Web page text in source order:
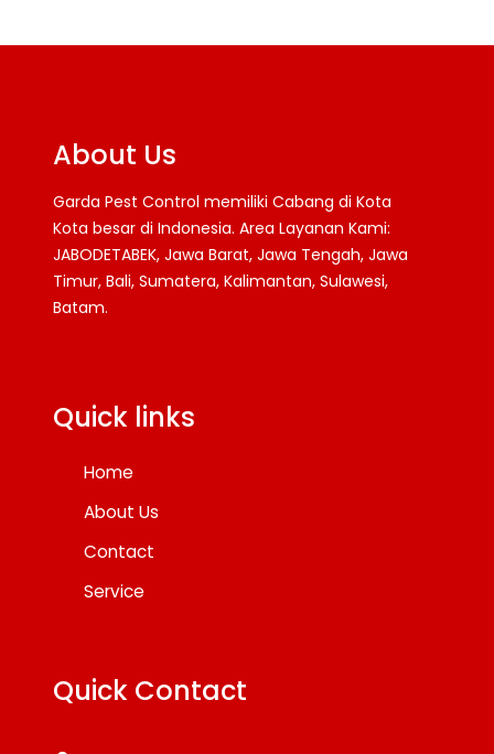
About Us
Garda Pest Control memiliki Cabang di Kota
Kota besar di Indonesia. Area Layanan Kami:
JABODETABEK, Jawa Barat, Jawa Tengah, Jawa
Timur, Bali, Sumatera, Kalimantan, Sulawesi,
Batam.
Quick links
Home
About Us
Contact
Service
Quick Contact